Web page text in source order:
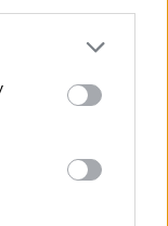
or more Google
You may click to
party tags to
in below Google
ανέφερε πως
από την
φέρεται
δολαρίων
και οι